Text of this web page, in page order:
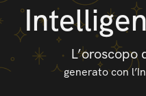
L’oroscopo
generato con